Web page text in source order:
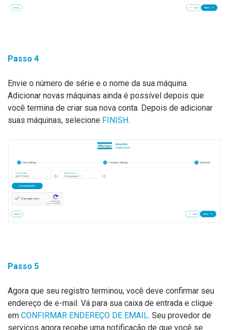
Passo 4
Envie o número de série e o nome da sua máquina.
Adicionar novas máquinas ainda é possível depois que
você termina de criar sua nova conta. Depois de adicionar
suas máquinas, selecione FINISH.
Passo 5
Agora que seu registro terminou, você deve confirmar seu
endereço de e-mail. Vá para sua caixa de entrada e clique
em CONFIRMAR ENDEREÇO DE EMAIL. Seu provedor de
serviços agora recebe uma notificação de que você se